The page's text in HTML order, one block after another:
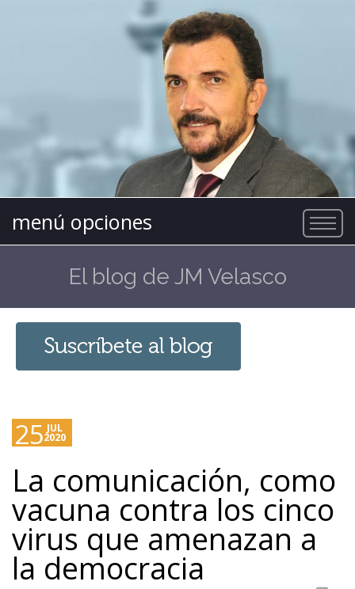
menú opciones
El blog de JM Velasco
25 JUL
2020
La comunicación, como
vacuna contra los cinco
virus que amenazan a
la democracia